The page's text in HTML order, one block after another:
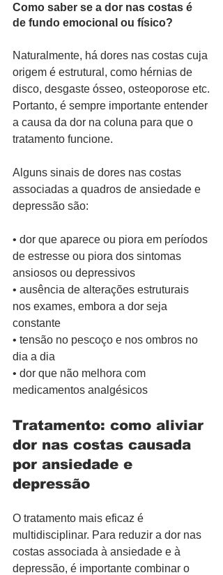
Como saber se a dor nas costas é
de fundo emocional ou físico?
Naturalmente, há dores nas costas cuja
origem é estrutural, como hérnias de
disco, desgaste ósseo, osteoporose etc.
Portanto, é sempre importante entender
a causa da dor na coluna para que o
tratamento funcione.
Alguns sinais de dores nas costas
associadas a quadros de ansiedade e
depressão são:
• dor que aparece ou piora em períodos
de estresse ou piora dos sintomas
ansiosos ou depressivos
• ausência de alterações estruturais
nos exames, embora a dor seja
constante
• tensão no pescoço e nos ombros no
dia a dia
• dor que não melhora com
medicamentos analgésicos
Tratamento: como aliviar
dor nas costas causada
por ansiedade e
depressão
O tratamento mais eficaz é
multidisciplinar. Para reduzir a dor nas
costas associada à ansiedade e à
depressão, é importante combinar o